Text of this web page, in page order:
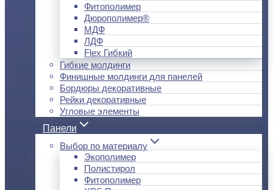
Фитополимер
Дюрополимер®
МДФ
ЛДФ
Flex Гибкий
Гибкие молдинги
Финишные молдинги для панелей
Бордюры декоративные
Рейки декоративные
Угловые элементы
Панели
Выбор по материалу
Экополимер
Полистирол
Фитополимер